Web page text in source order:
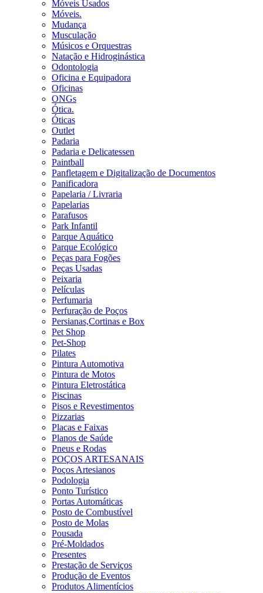
Móveis Usados
Móveis.
Mudança
Musculação
Músicos e Orquestras
Natação e Hidroginástica
Odontologia
Oficina e Equipadora
Oficinas
ONGs
Ótica.
Óticas
Outlet
Padaria
Padaria e Delicatessen
Paintball
Panfletagem e Digitalização de Documentos
Panificadora
Papelaria / Livraria
Papelarias
Parafusos
Park Infantil
Parque Aquático
Parque Ecológico
Peças para Fogões
Peças Usadas
Peixaria
Películas
Perfumaria
Perfuração de Poços
Persianas,Cortinas e Box
Pet Shop
Pet-Shop
Pilates
Pintura Automotiva
Pintura de Motos
Pintura Eletrostática
Piscinas
Pisos e Revestimentos
Pizzarias
Placas e Faixas
Planos de Saúde
Pneus e Rodas
POÇOS ARTESANAIS
Poços Artesianos
Podologia
Ponto Turístico
Portas Automáticas
Posto de Combustível
Posto de Molas
Pousada
Pré-Moldados
Presentes
Prestação de Serviços
Produção de Eventos
Produtos Alimentícios